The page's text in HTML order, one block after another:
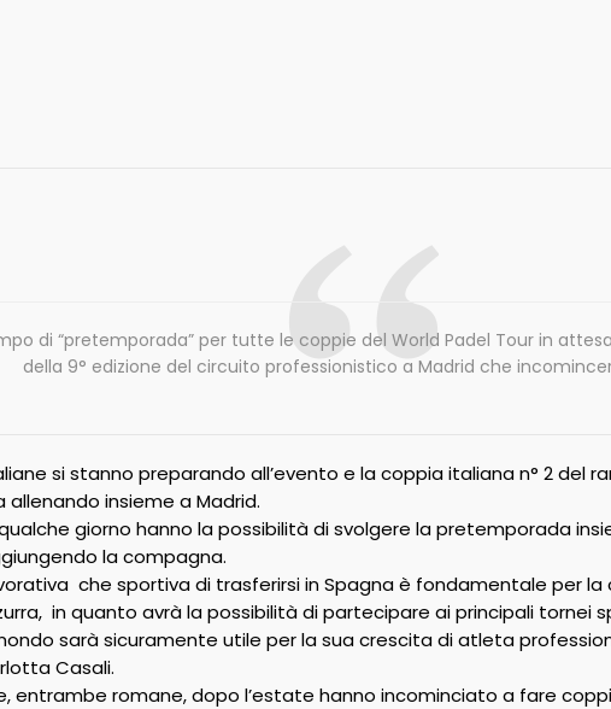
di “pretemporada” per tutte le coppie del World Padel Tour in
della 9° edizione del circuito professionistico a Madrid che
si stanno preparando all’evento e la coppia italiana n° 2 del
insieme a Madrid.
giorno hanno la possibilità di svolgere la pretemporada
la compagna.
che sportiva di trasferirsi in Spagna è fondamentale per
in quanto avrà la possibilità di partecipare ai principali tornei
sarà sicuramente utile per la sua crescita di atleta
Casali.
entrambe romane, dopo l’estate hanno incominciato a fare